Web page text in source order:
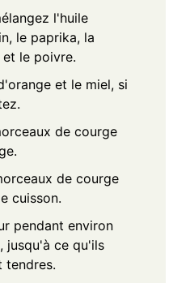
l'huile
le paprika, la
et le poivre.
et le miel, si
de courge
de courge
cuisson.
pendant environ
jusqu'à ce qu'ils
tendres.